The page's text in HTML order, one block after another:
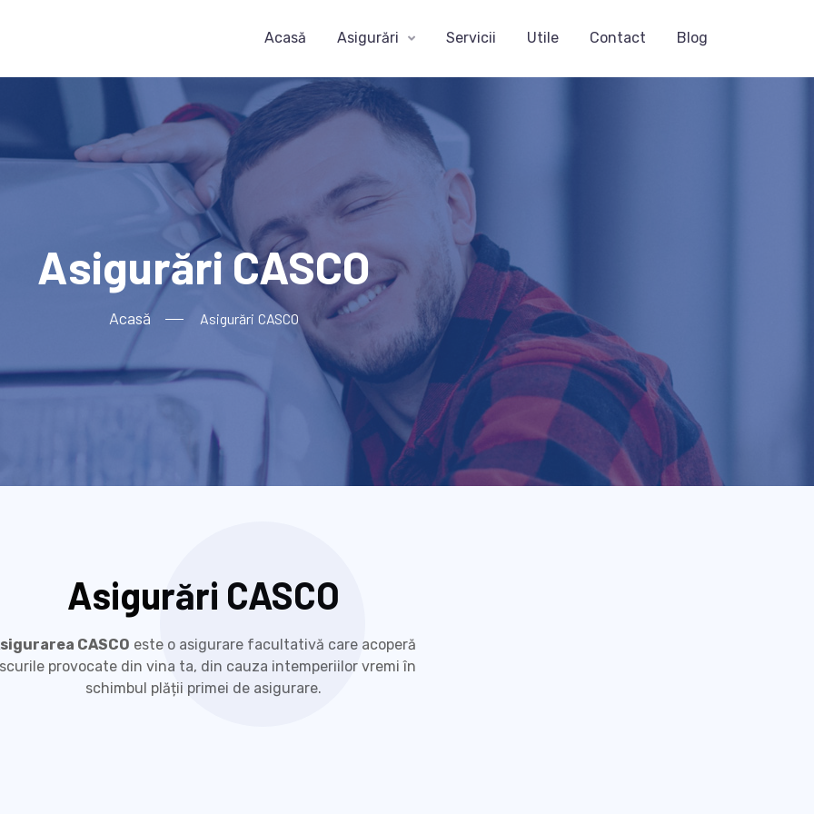
Acasă Asigurări Servicii Utile Contact Blog
Asigurări CASCO
Acasă Asigurări CASCO
Asigurări CASCO
CASCO este o asigurare facultativă care acoperă
provocate din vina ta, din cauza intemperiilor vremi în
schimbul plății primei de asigurare.